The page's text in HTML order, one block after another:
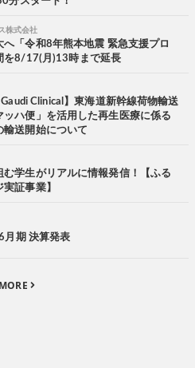
株式会社
「令和8年熊本地震 緊急支援プロ
を8/17(月)13時まで延長
Clinical】東海道新幹線荷物輸送
ッハ便」を活用した再生医療に係る
送開始について
む学生がリアルに情報発信！【ふる
証事業】
月期 決算発表
MORE